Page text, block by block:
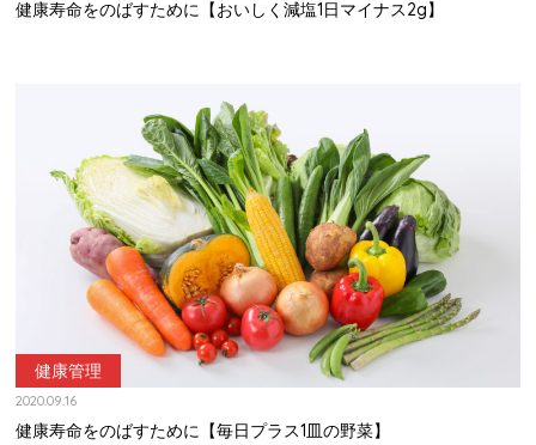
健康寿命をのばすために【おいしく減塩1日マイナス2g】
健康管理
2020.09.16
健康寿命をのばすために【毎日プラス1皿の野菜】